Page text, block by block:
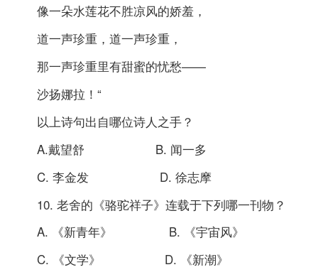
像一朵水莲花不胜凉风的娇羞，
道一声珍重，道一声珍重，
那一声珍重里有甜蜜的忧愁——
沙扬娜拉！“
以上诗句出自哪位诗人之手？
A.戴望舒 B. 闻一多
C. 李金发 D. 徐志摩
10. 老舍的《骆驼祥子》连载于下列哪一刊物？
A. 《新青年》 B. 《宇宙风》
C. 《文学》 D. 《新潮》